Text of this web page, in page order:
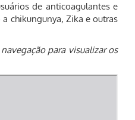
de anticoagulantes e
chikungunya, Zika e outras
para visualizar os